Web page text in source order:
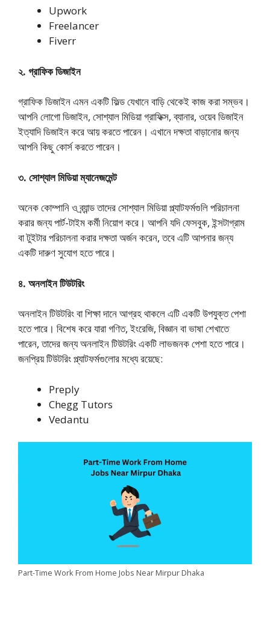
Upwork
Freelancer
Fiverr
২. গ্রাফিক ডিজাইন
গ্রাফিক ডিজাইন এমন একটি ফিল্ড যেখানে বাড়ি থেকেই কাজ করা সম্ভব।
আপনি লোগো ডিজাইন, সোশ্যাল মিডিয়া গ্রাফিক্স, ব্যানার, ওয়েব ডিজাইন
ইত্যাদি ডিজাইন করে আয় করতে পারেন। এখানে দক্ষতা বাড়ানোর জন্য
আপনি কিছু কোর্স করতে পারেন।
৩. সোশ্যাল মিডিয়া ম্যানেজমেন্ট
অনেক কোম্পানি ও ব্র্যান্ড তাদের সোশ্যাল মিডিয়া প্ল্যাটফর্মগুলি পরিচালনা
করার জন্য পার্ট-টাইম কর্মী নিয়োগ করে। আপনি যদি ফেসবুক, ইন্সটাগ্রাম
বা টুইটার পরিচালনা করার দক্ষতা অর্জন করেন, তবে এটি আপনার জন্য
একটি দারুণ সুযোগ হতে পারে।
৪. অনলাইন টিউটরিং
অনলাইন টিউটরিং বা শিক্ষা দানে আগ্রহ থাকলে এটি একটি উপযুক্ত পেশা
হতে পারে। বিশেষ করে যারা গণিত, ইংরেজি, বিজ্ঞান বা ভাষা শেখাতে
পারেন, তাদের জন্য অনলাইন টিউটরিং একটি লাভজনক পেশা হতে পারে।
জনপ্রিয় টিউটরিং প্ল্যাটফর্মগুলোর মধ্যে রয়েছে:
Preply
Chegg Tutors
Vedantu
Part-Time Work From Home Jobs Near Mirpur Dhaka